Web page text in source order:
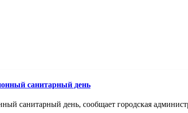
санитарный день
санитарный день, сообщает городская